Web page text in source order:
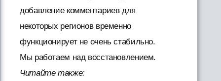
добавление комментариев для
некоторых регионов временно
функционирует не очень стабильно.
Мы работаем над восстановлением.
Читайте также: